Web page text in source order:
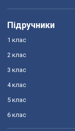
Підручники
1 клас
2 клас
3 клас
4 клас
5 клас
6 клас